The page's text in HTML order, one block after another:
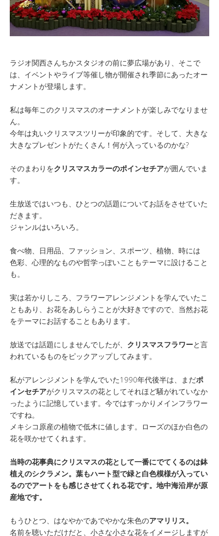
ラジオ関西さんちかスタジオの前に夢広場があり、そこで
は、イベントやライブ等催し物が開催され季節にあったオー
ナメントが登場します。
私は毎年このクリスマスのオーナメントが楽しみでなりませ
ん。
今年は丸いクリスマスツリーが印象的です。そして、大きな
大きなプレゼントがたくさん！何が入っているのかな?
そのまわりをクリスマスカラーのポインセチアが囲んでいま
す。
生放送ではいつも、ひとつの話題についてお話をさせていた
だきます。
ジャンルはいろいろ。
食べ物、日用品、ファッション、スポーツ、植物、時には
色彩、心理的なものや哲学っぽいこともテーマに設けること
も。
実は若かりしころ、フラワーアレンジメントを学んでいたこ
ともあり、お花をあしらうことが大好きですので、当然お花
をテーマにお話することもあります。
放送では話題にしませんでしたが、 クリスマスフラワーと言
われているものをピックアップしてみます。
私がアレンジメントを学んでいた1990年代後半は、まだポ
インセチアがクリスマスの花としてそれほど騒がれていなか
ったように記憶しています。今ではすっかりメインフラワー
ですね。
メキシコ原産の植物で低木に値します。ローズのほか白色の
花を咲かせてくれます。
当時の花事典にクリスマスの花として一番にでてくるのは鉢
植えのシクラメン。 葉もハート型で緑と白色模様が入ってい
るのでアートをも感じさせてくれる花です。地中海沿岸が原
産地です。
もうひとつ、はなやかであでやかな朱色のアマリリス。
名前を聴いただけだと、小さな小さな花をイメージしますが